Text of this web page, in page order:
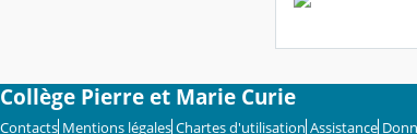
Collège Pierre et Marie Curie
Contacts Mentions légales Chartes d'utilisation Assistance